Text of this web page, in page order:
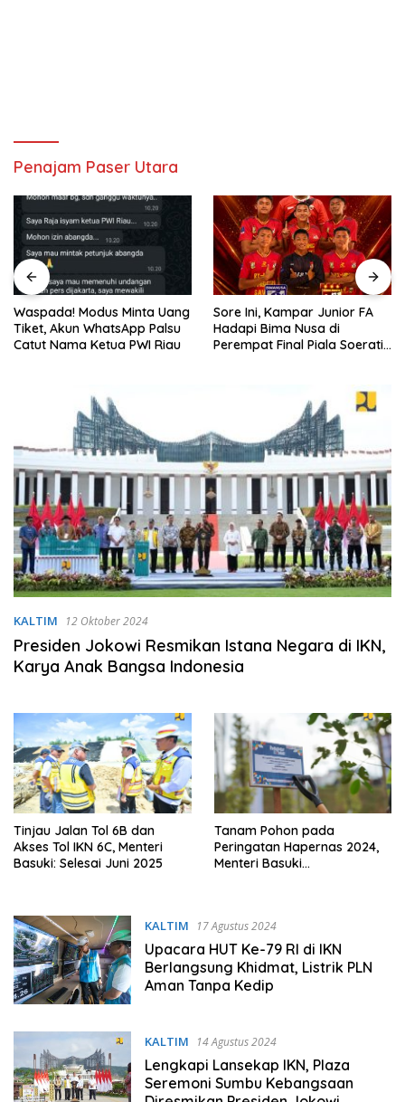
Penajam Paser Utara
Sore Ini, Kampar Junior FA
Hadapi Bima Nusa di
Perempat Final Piala Soeratin
BKPM Tetapkan Rokan Hulu
Peringkat 9 Nasional, Bukti
Komitmen Pelayanan
KALTIM 12 Oktober 2024
Presiden Jokowi Resmikan Istana Negara di IKN,
Karya Anak Bangsa Indonesia
Tinjau Jalan Tol 6B dan
Akses Tol IKN 6C, Menteri
Basuki: Selesai Juni 2025
Tanam Pohon pada
Peringatan Hapernas 2024,
Menteri Basuki
KALTIM
17 Agustus 2024
Upacara HUT Ke-79 RI di IKN
Berlangsung Khidmat, Listrik PLN
Aman Tanpa Kedip
KALTIM 14 Agustus 2024
Lengkapi Lansekap IKN, Plaza
Seremoni Sumbu Kebangsaan